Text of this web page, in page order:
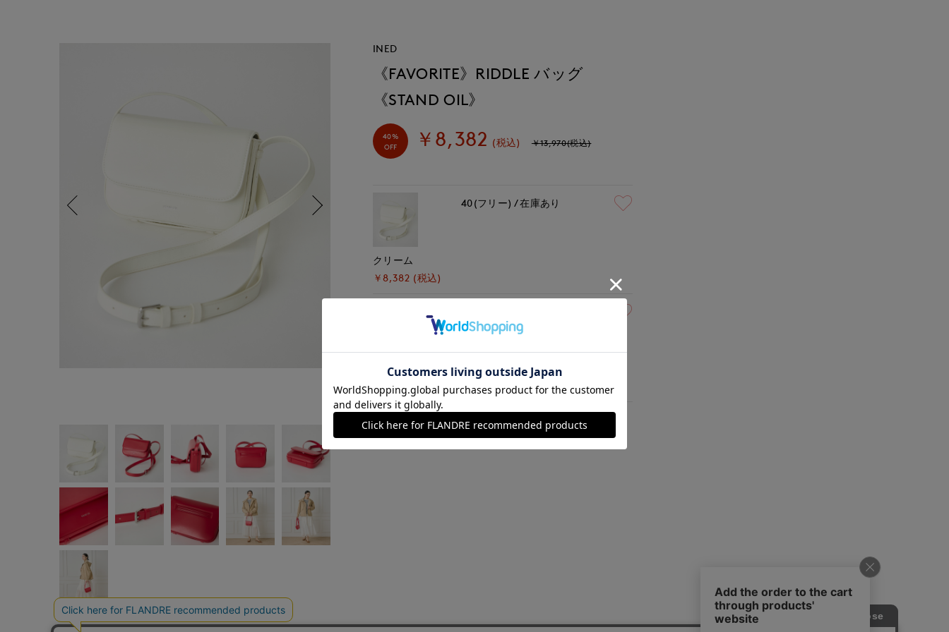
INED
《FAVORITE》RIDDLE バッグ
《STAND OIL》
40%
OFF
￥8,382 (税込) ￥13,970(税込)
クリーム
￥8,382 (税込)
40(フリー) 在庫あり
レッド
￥8,382 (税込)